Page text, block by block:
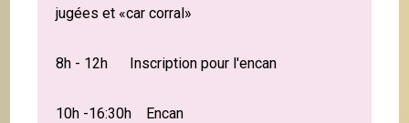
jugées et «car corral»
8h - 12h Inscription pour l'encan
10h -16:30h Encan